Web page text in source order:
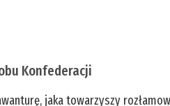
Konfederacji
jaka towarzyszy